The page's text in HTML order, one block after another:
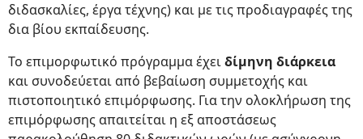
διδασκαλίες, έργα τέχνης) και με τις προδιαγραφές της
δια βίου εκπαίδευσης.
Το επιμορφωτικό πρόγραμμα έχειδίμηνη διάρκεια
και συνοδεύεται από βεβαίωση συμμετοχής και
πιστοποιητικό επιμόρφωσης. Για την ολοκλήρωση της
επιμόρφωσης απαιτείται η εξ αποστάσεως